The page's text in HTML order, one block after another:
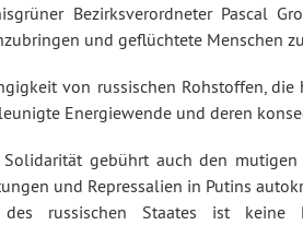
Bezirksverordneter Pascal
und geflüchtete Menschen
von russischen Rohstoffen,
Energiewende und deren
Solidarität gebührt auch den
und Repressalien in Putins
russischen Staates ist keine